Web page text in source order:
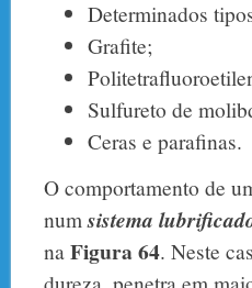
Determinados
Grafite;
Sulfureto de
Ceras e parafinas.
O comportamento de
numsistema
naFigura 64. Neste